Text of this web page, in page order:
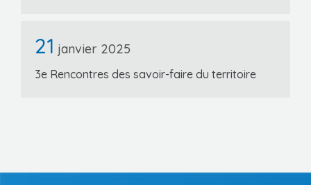
21 janvier 2025
3e Rencontres des savoir-faire du territoire